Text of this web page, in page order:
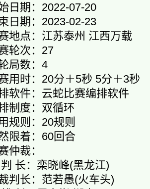
日期：2022-07-20
日期：2023-02-23
地点：江苏泰州 江西万载
轮次：27
局数：4
用时：20分＋5秒 5分＋3秒
软件：云蛇比赛编排软件
制度：双循环
规则：20规则
限着：60回合
仲裁：
长：栾晓峰(黑龙江)
判长：范若愚(火车头)